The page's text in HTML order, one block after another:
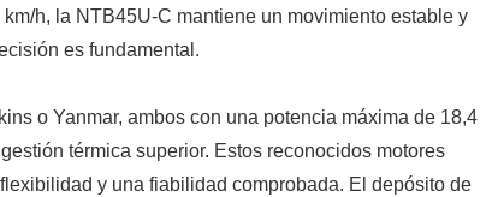
h, la NTB45U-C mantiene un movimiento estable y
es fundamental.
o Yanmar, ambos con una potencia máxima de 18,4
térmica superior. Estos reconocidos motores
y una fiabilidad comprobada. El depósito de